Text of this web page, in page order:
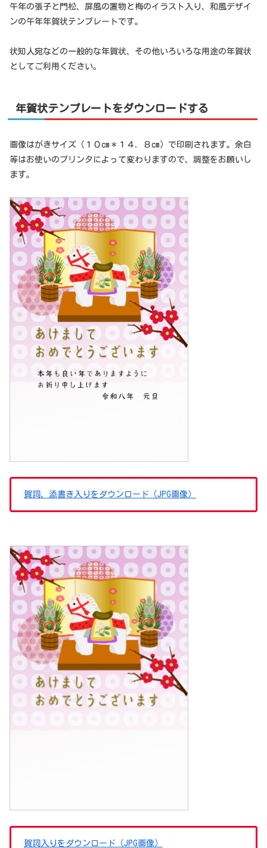
午年の張子と門松、屏風の置物と梅のイラスト入り、和風デザイ
ンの午年年賀状テンプレートです。
状知人宛などの一般的な年賀状、その他いろいろな用途の年賀状
としてご利用ください。
年賀状テンプレートをダウンロードする
画像はがきサイズ（１０cm＊１４．８cm）で印刷されます。余白
等はお使いのプリンタによって変わりますので、調整をお願いし
ます。
賀詞、添書き入りをダウンロード（JPG画像）
賀詞入りをダウンロード（JPG画像）